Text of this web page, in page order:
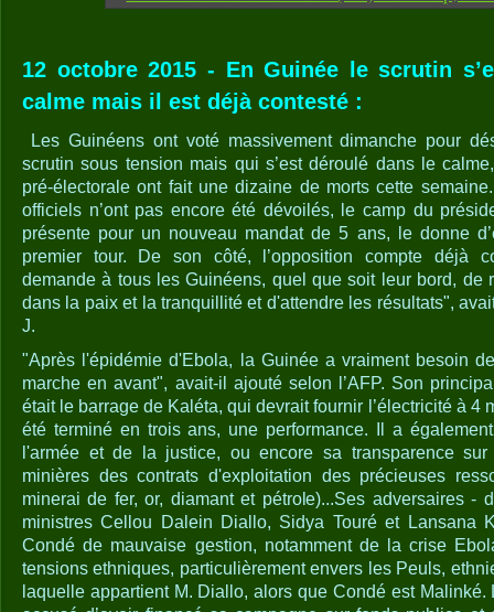
12 octobre 2015 - En Guinée le scrutin
calme mais il est déjà contesté :
Les Guinéens ont voté massivement dimanche pour
scrutin sous tension mais qui s’est déroulé dans le
pré-électorale ont fait une dizaine de morts cette
officiels n’ont pas encore été dévoilés, le camp du
présente pour un nouveau mandat de 5 ans, le donne
premier tour. De son côté, l’opposition compte déjà
demande à tous les Guinéens, quel que soit leur bord, de
dans la paix et la tranquillité et d'attendre les résultats",
J.
"Après l'épidémie d'Ebola, la Guinée a vraiment besoin
marche en avant", avait-il ajouté selon l’AFP. Son
était le barrage de Kaléta, qui devrait fournir l’électricité à 4
été terminé en trois ans, une performance. Il a
l'armée et de la justice, ou encore sa transparence sur
minières des contrats d'exploitation des précieuses
minerai de fer, or, diamant et pétrole)...Ses adversaires -
ministres Cellou Dalein Diallo, Sidya Touré et Lansana
Condé de mauvaise gestion, notamment de la crise
tensions ethniques, particulièrement envers les Peuls,
laquelle appartient M. Diallo, alors que Condé est Malinké.